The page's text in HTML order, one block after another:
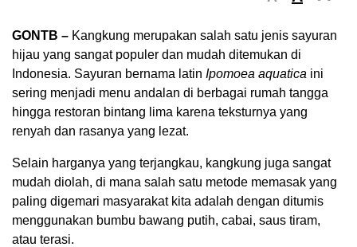
GONTB – Kangkung merupakan salah satu jenis sayuran
hijau yang sangat populer dan mudah ditemukan di
Indonesia. Sayuran bernama latin Ipomoea aquatica ini
sering menjadi menu andalan di berbagai rumah tangga
hingga restoran bintang lima karena teksturnya yang
renyah dan rasanya yang lezat.
Selain harganya yang terjangkau, kangkung juga sangat
mudah diolah, di mana salah satu metode memasak yang
paling digemari masyarakat kita adalah dengan ditumis
menggunakan bumbu bawang putih, cabai, saus tiram,
atau terasi.